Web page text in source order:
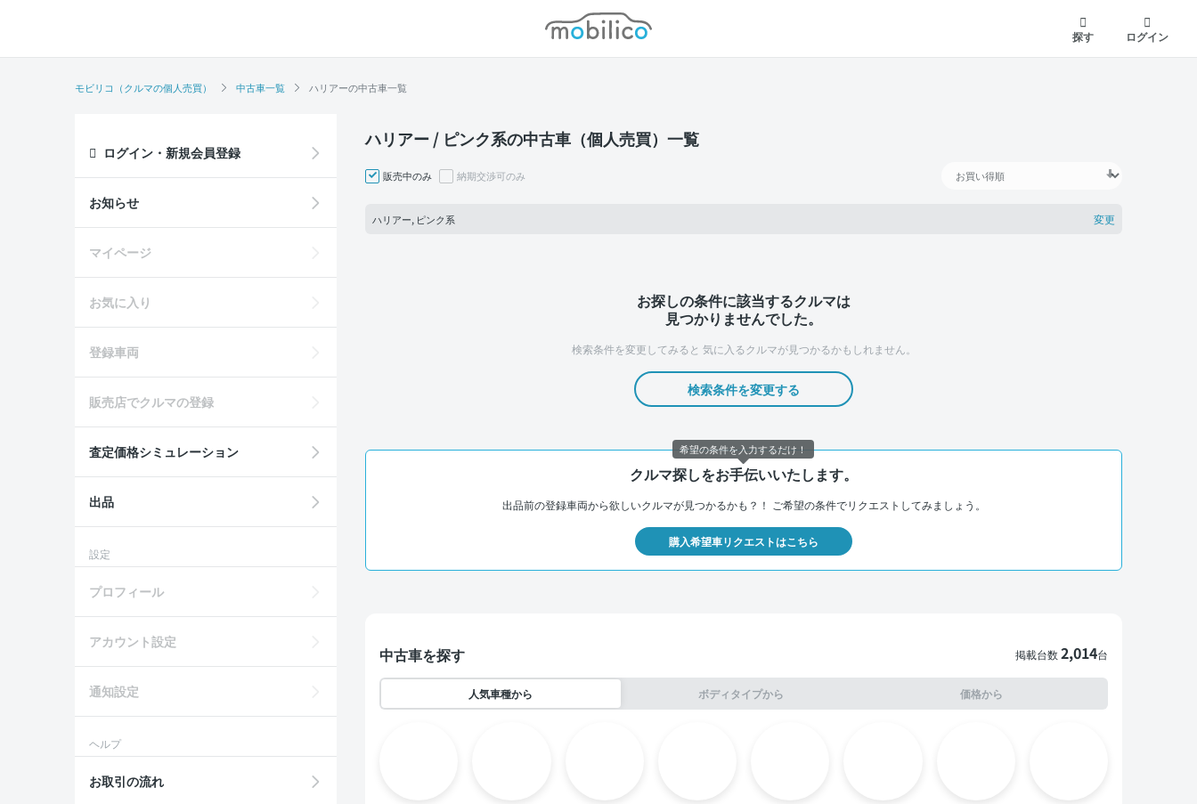
モビリコ
探す
ログイン
モビリコ（クルマの個人売買） 中古車一覧 ハリアーの中古車一覧
ハリアー / ピンク系の中古車（個人売買）一覧
販売中のみ 納期交渉可のみ
ハリアー, ピンク系 変更
お探しの条件に該当するクルマは
見つかりませんでした。
検索条件を変更してみると 気に入るクルマが見つかるかもしれません。
検索条件を変更する
クルマ探しをお手伝いいたします。
出品前の登録車両から欲しいクルマが見つかるかも？！ ご希望の条件でリクエストしてみましょう。
購入希望車リクエストはこちら
中古車を探す 掲載台数2,014台
人気車種から ボディタイプから 価格から
ログイン・新規会員登録
お知らせ
マイページ
お気に入り
登録車両
販売店でクルマの登録
査定価格シミュレーション
出品
設定
プロフィール
アカウント設定
通知設定
ヘルプ
お取引の流れ
希望の条件を入力するだけ！